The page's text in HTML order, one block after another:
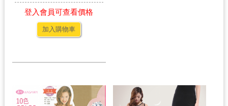
登入會員可查看價格
加入購物車